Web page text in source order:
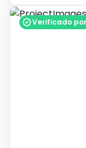
Verificado